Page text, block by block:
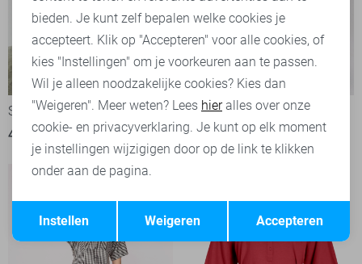
-50%
SisterS point Jurk
45,00 89,95
Harper & Yve Jurk
50,00
99,99
Terug Opslaan
bieden. Je kunt zelf bepalen welke cookies je
accepteert. Klik op "Accepteren" voor alle cookies, of
kies "Instellingen" om je voorkeuren aan te passen.
Wil je alleen noodzakelijke cookies? Kies dan
"Weigeren". Meer weten? Lees hieralles over onze
cookie- en privacyverklaring. Je kunt op elk moment
je instellingen wijzigigen door op de link te klikken
onder aan de pagina.
Accepteren
Weigeren
Instellen